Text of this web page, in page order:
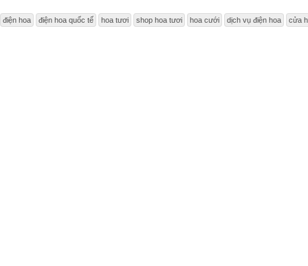
điện hoa điện hoa quốc tế hoa tươi shop hoa tươi hoa cưới dịch vụ điện hoa cửa